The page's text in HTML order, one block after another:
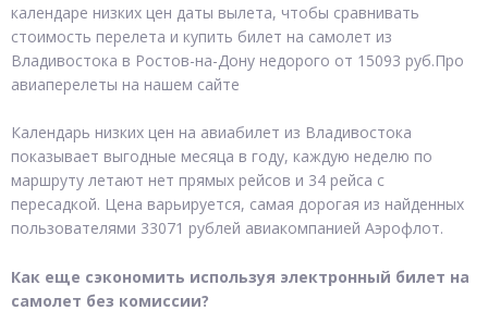
календаре низких цен даты вылета, чтобы сравнивать
стоимость перелета и купить билет на самолет из
Владивостока в Ростов-на-Дону недорого от 15093 руб.Про
авиаперелеты на нашем сайте
Календарь низких цен на авиабилет из Владивостока
показывает выгодные месяца в году, каждую неделю по
маршруту летают нет прямых рейсов и 34 рейса с
пересадкой. Цена варьируется, самая дорогая из найденных
пользователями 33071 рублей авиакомпанией Аэрофлот.
Как еще сэкономить используя электронный билет на
самолет без комиссии?